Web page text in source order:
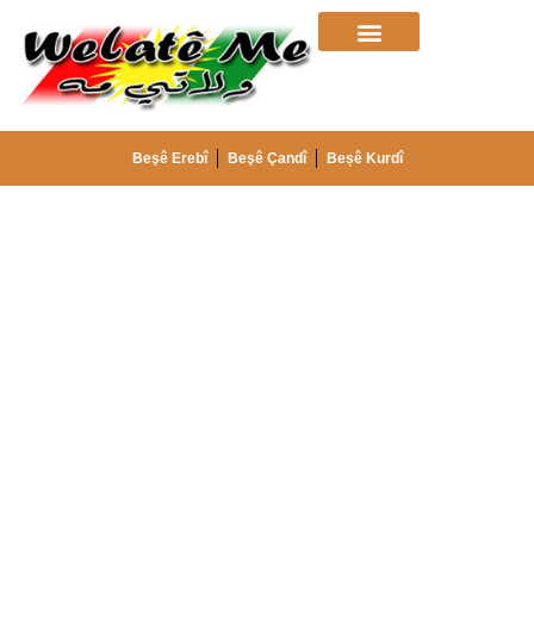
Beşê Erebî Beşê Çandî Beșê Kurdî